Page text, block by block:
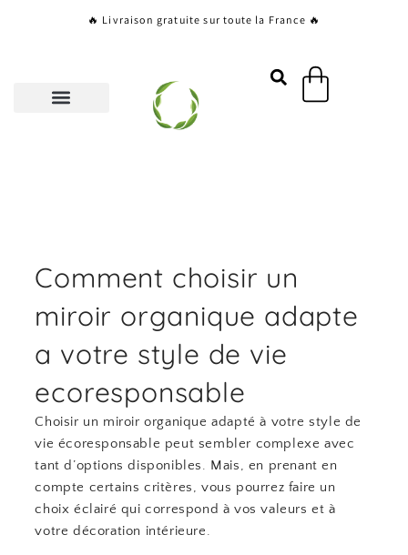
🔥 Livraison gratuite sur toute la France 🔥
Panier
Comment choisir un
miroir organique adapte
a votre style de vie
ecoresponsable
Choisir un miroir organique adapté à votre style de
vie écoresponsable peut sembler complexe avec
tant d’options disponibles. Mais, en prenant en
compte certains critères, vous pourrez faire un
choix éclairé qui correspond à vos valeurs et à
votre décoration intérieure.